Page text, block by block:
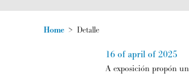
Home Detalle
16 of april of 2025
A exposición propón